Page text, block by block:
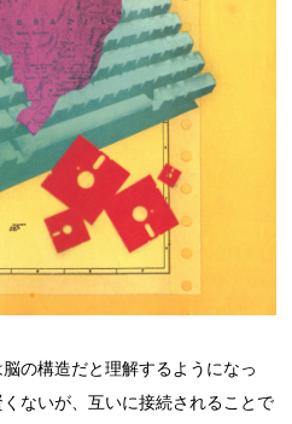
の構造だと理解するようになっ
ないが、互いに接続されることで